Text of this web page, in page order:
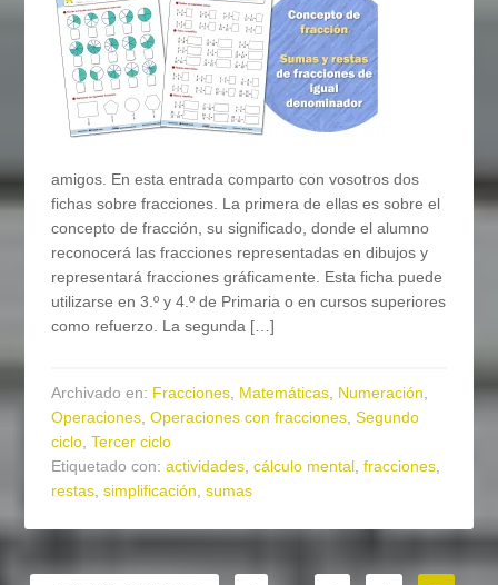
amigos. En esta entrada comparto con vosotros dos
fichas sobre fracciones. La primera de ellas es sobre el
concepto de fracción, su significado, donde el alumno
reconocerá las fracciones representadas en dibujos y
representará fracciones gráficamente. Esta ficha puede
utilizarse en 3.º y 4.º de Primaria o en cursos superiores
como refuerzo. La segunda […]
Archivado en: Fracciones, Matemáticas, Numeración,
Operaciones,Operaciones con fracciones,Segundo
ciclo,Tercer ciclo
Etiquetado con:actividades,cálculo mental,fracciones,
restas,simplificación,sumas